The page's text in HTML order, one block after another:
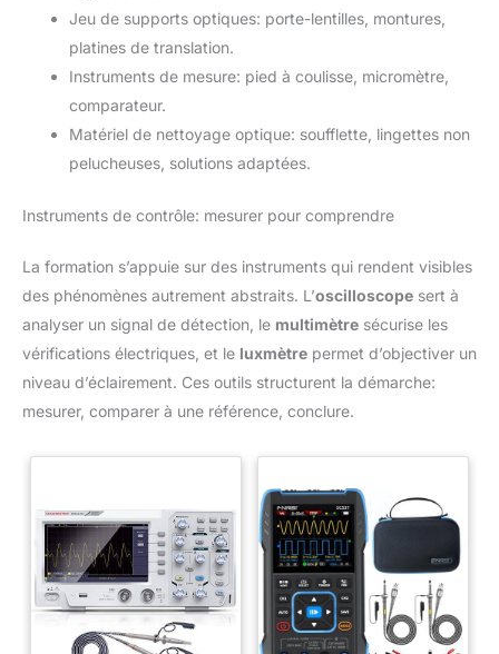
Jeu de supports optiques: porte-lentilles, montures,
platines de translation.
Instruments de mesure: pied à coulisse, micromètre,
comparateur.
Matériel de nettoyage optique: soufflette, lingettes non
pelucheuses, solutions adaptées.
Instruments de contrôle: mesurer pour comprendre
La formation s’appuie sur des instruments qui rendent visibles
des phénomènes autrement abstraits. L’oscilloscope sert à
analyser un signal de détection, le multimètre sécurise les
vérifications électriques, et le luxmètre permet d’objectiver un
niveau d’éclairement. Ces outils structurent la démarche:
mesurer, comparer à une référence, conclure.